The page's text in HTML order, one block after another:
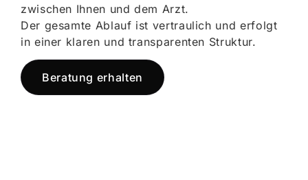
zwischen Ihnen und dem Arzt.
Der gesamte Ablauf ist vertraulich und erfolgt
in einer klaren und transparenten Struktur.
Beratung erhalten